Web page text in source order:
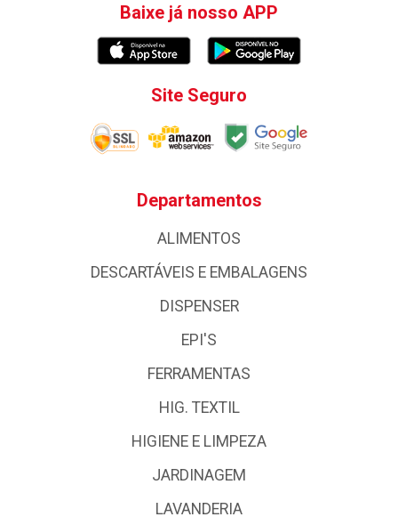
Baixe já nosso APP
Site Seguro
Departamentos
ALIMENTOS
DESCARTÁVEIS E EMBALAGENS
DISPENSER
EPI'S
FERRAMENTAS
HIG. TEXTIL
HIGIENE E LIMPEZA
JARDINAGEM
LAVANDERIA